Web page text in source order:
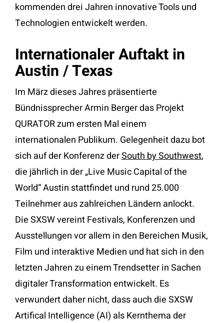
kommenden drei Jahren innovative Tools und
Technologien entwickelt werden.
Internationaler Auftakt in
Austin / Texas
Im März dieses Jahres präsentierte
Bündnissprecher Armin Berger das Projekt
QURATOR zum ersten Mal einem
internationalen Publikum. Gelegenheit dazu bot
sich auf der Konferenz derSouth by Southwest,
die jährlich in der „Live Music Capital of the
World“ Austin stattfindet und rund 25.000
Teilnehmer aus zahlreichen Ländern anlockt.
Die SXSW vereint Festivals, Konferenzen und
Ausstellungen vor allem in den Bereichen Musik,
Film und interaktive Medien und hat sich in den
letzten Jahren zu einem Trendsetter in Sachen
digitaler Transformation entwickelt. Es
verwundert daher nicht, dass auch die SXSW
Artifical Intelligence (AI) als Kernthema der